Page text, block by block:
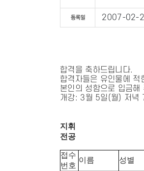
2007-02-
합격을 축하드립니다.
합격자들은 유인물에
본인의 성함으로 입금
개강: 3월 5일(월) 저녁
지휘
전공
접수
번호
이름 성별